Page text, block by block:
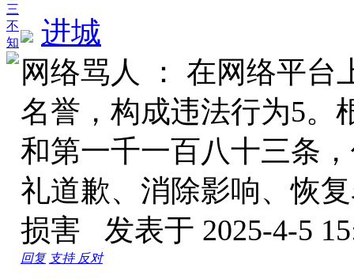
三
不
知
进城
网络骂人 ： 在网络平台
名誉，构成违法行为5。
和第一千一百八十三条
礼道歉、消除影响、恢
损害 发表于 2025-4-5
回复 支持 反对